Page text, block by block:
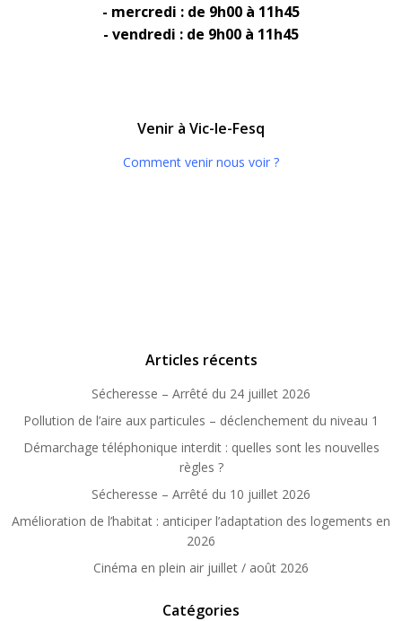
- mercredi : de 9h00 à 11h45
- vendredi : de 9h00 à 11h45
Venir à Vic-le-Fesq
Comment venir nous voir ?
Articles récents
Sécheresse – Arrêté du 24 juillet 2026
Pollution de l’aire aux particules – déclenchement du niveau 1
Démarchage téléphonique interdit : quelles sont les nouvelles
règles ?
Sécheresse – Arrêté du 10 juillet 2026
Amélioration de l’habitat : anticiper l’adaptation des logements en
2026
Cinéma en plein air juillet / août 2026
Catégories